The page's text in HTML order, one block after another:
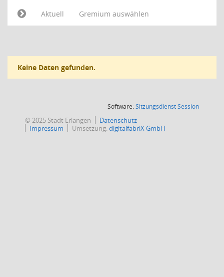
Aktuell
Gremium auswählen
Keine Daten gefunden.
Software:SitzungsdienstSession(Wird in
© 2025 Stadt Erlangen
Datenschutz
Impressum
Umsetzung:digitalfabriX GmbH